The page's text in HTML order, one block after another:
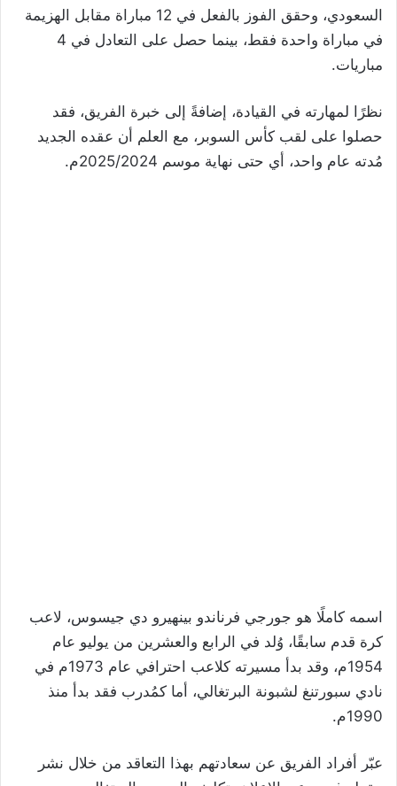
السعودي، وحقق الفوز بالفعل في 12 مباراة مقابل الهزيمة
في مباراة واحدة فقط، بينما حصل على التعادل في 4
مباريات.
نظرًا لمهارته في القيادة، إضافةً إلى خبرة الفريق، فقد
حصلوا على لقب كأس السوبر، مع العلم أن عقده الجديد
مُدته عام واحد، أي حتى نهاية موسم 2025/2024م.
اسمه كاملًا هو جورجي فرناندو بينهيرو دي جيسوس، لاعب
كرة قدم سابقًا، وُلد في الرابع والعشرين من يوليو عام
1954م، وقد بدأ مسيرته كلاعب احترافي عام 1973م في
نادي سبورتنغ لشبونة البرتغالي، أما كمُدرب فقد بدأ منذ
1990م.
عبّر أفراد الفريق عن سعادتهم بهذا التعاقد من خلال نشر